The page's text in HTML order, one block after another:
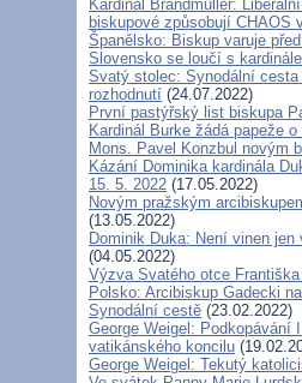
Kardinál Brandmüller:
biskupové způsobují CHAOS
Španělsko: Biskup varuje
Slovensko se loučí s
Svatý stolec: Synodální
rozhodnutí (24.07.2022)
První pastýřský list biskupa
Kardinál Burke žádá papeže
Mons. Pavel Konzbul novým
Kázání Dominika kardinála
15. 5. 2022 (17.05.2022)
Novým pražským
(13.05.2022)
Dominik Duka: Není vinen
(04.05.2022)
Výzva Svatého otce
Polsko: Arcibiskup Gadecki
Synodální cestě (23.02.2022)
George Weigel: Podkopávání
vatikánského koncilu
George Weigel: Tekutý